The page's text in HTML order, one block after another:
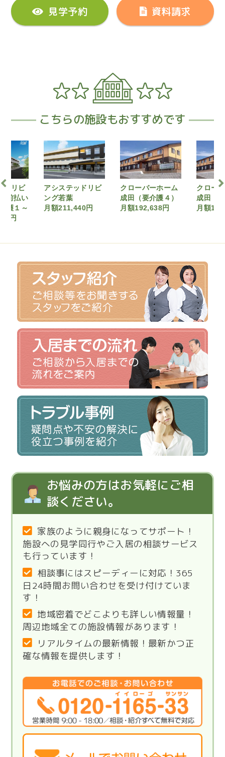
見学予約 資料請求
こちらの施設もおすすめです
テッドリビ
葉
円
クローバーホーム
成田（要介護４）
月額192,638円
クローバーホーム
成田（要介護２）
月額184,700円
お悩みの方はお気軽にご相
談ください。
家族のように親身になってサポート！
施設への見学同行やご入居の相談サービス
も行っています！
相談事にはスピーディーに対応！365
日24時間お問い合わせを受け付けていま
す！
地域密着でどこよりも詳しい情報量！
周辺地域全ての施設情報があります！
リアルタイムの最新情報！最新かつ正
確な情報を提供します！